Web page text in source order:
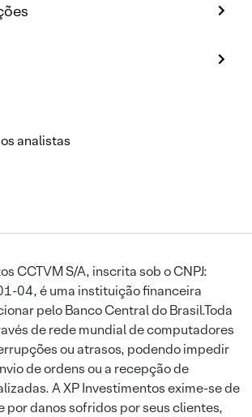
analistas
CCTVM S/A, inscrita sob o CNPJ:
04, é uma instituição financeira
pelo Banco Central do Brasil.Toda
de rede mundial de computadores
ou atrasos, podendo impedir
de ordens ou a recepção de
A XP Investimentos exime-se de
por danos sofridos por seus clientes,